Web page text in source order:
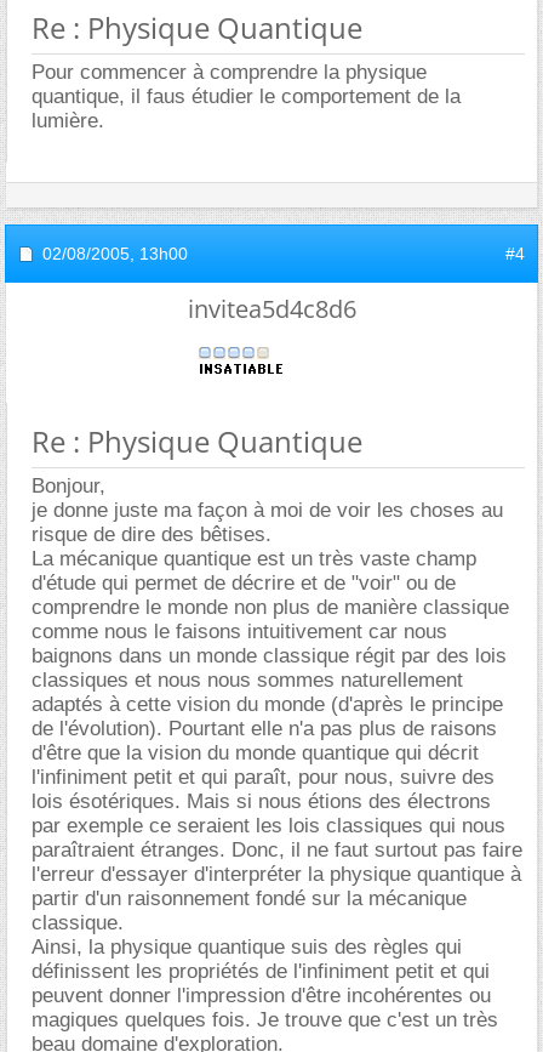
Re : Physique Quantique
Pour commencer à comprendre la physique
quantique, il faus étudier le comportement de la
lumière.
02/08/2005, 13h00 #4
invitea5d4c8d6
Re : Physique Quantique
Bonjour,
je donne juste ma façon à moi de voir les choses au
risque de dire des bêtises.
La mécanique quantique est un très vaste champ
d'étude qui permet de décrire et de "voir" ou de
comprendre le monde non plus de manière classique
comme nous le faisons intuitivement car nous
baignons dans un monde classique régit par des lois
classiques et nous nous sommes naturellement
adaptés à cette vision du monde (d'après le principe
de l'évolution). Pourtant elle n'a pas plus de raisons
d'être que la vision du monde quantique qui décrit
l'infiniment petit et qui paraît, pour nous, suivre des
lois ésotériques. Mais si nous étions des électrons
par exemple ce seraient les lois classiques qui nous
paraîtraient étranges. Donc, il ne faut surtout pas faire
l'erreur d'essayer d'interpréter la physique quantique à
partir d'un raisonnement fondé sur la mécanique
classique.
Ainsi, la physique quantique suis des règles qui
définissent les propriétés de l'infiniment petit et qui
peuvent donner l'impression d'être incohérentes ou
magiques quelques fois. Je trouve que c'est un très
beau domaine d'exploration.